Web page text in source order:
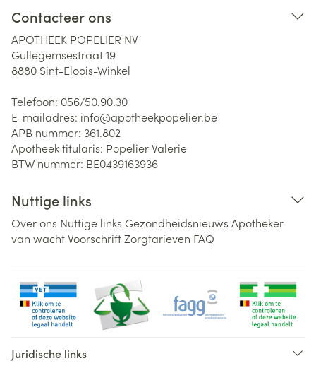
Contacteer ons
APOTHEEK POPELIER NV
Gullegemsestraat 19
8880 Sint-Eloois-Winkel
Telefoon: 056/50.90.30
E-mailadres: info@apotheekpopelier.be
APB nummer: 361.802
Apotheek titularis: Popelier Valerie
BTW nummer: BE0439163936
Nuttige links
Over ons Nuttige links Gezondheidsnieuws Apotheker
van wachtVoorschriftZorgtarieven FAQ
Juridische links